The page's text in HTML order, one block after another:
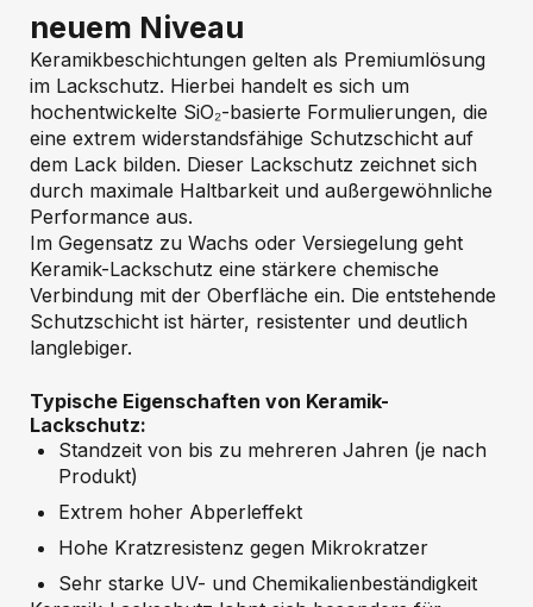
neuem Niveau
Keramikbeschichtungen gelten als Premiumlösung
im Lackschutz. Hierbei handelt es sich um
hochentwickelte SiO₂-basierte Formulierungen, die
eine extrem widerstandsfähige Schutzschicht auf
dem Lack bilden. Dieser Lackschutz zeichnet sich
durch maximale Haltbarkeit und außergewöhnliche
Performance aus.
Im Gegensatz zu Wachs oder Versiegelung geht
Keramik-Lackschutz eine stärkere chemische
Verbindung mit der Oberfläche ein. Die entstehende
Schutzschicht ist härter, resistenter und deutlich
langlebiger.
Typische Eigenschaften von Keramik-
Lackschutz:
Standzeit von bis zu mehreren Jahren (je nach
Produkt)
Extrem hoher Abperleffekt
Hohe Kratzresistenz gegen Mikrokratzer
Sehr starke UV- und Chemikalienbeständigkeit